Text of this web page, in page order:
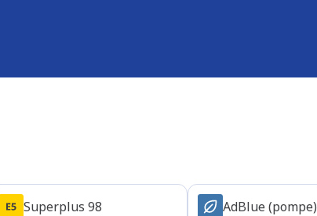
Superplus 98 AdBlue (pompe)